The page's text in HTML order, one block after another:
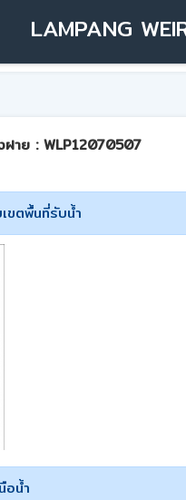
LAMPANG
าย : WLP12070507
ขตพื้นที่รับน้ำ
อน้ำ